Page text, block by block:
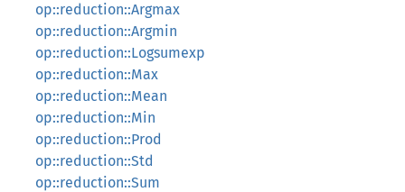
op::reduction::Argmax
op::reduction::Argmin
op::reduction::Logsumexp
op::reduction::Max
op::reduction::Mean
op::reduction::Min
op::reduction::Prod
op::reduction::Std
op::reduction::Sum